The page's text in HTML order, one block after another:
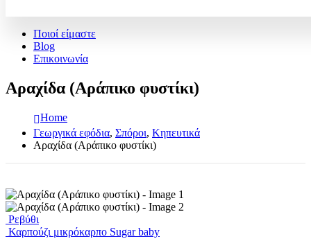
Ποιοί είμαστε
Blog
Επικοινωνία
Αραχίδα (Αράπικο φυστίκι)
Home
Γεωργικά εφόδια, Σπόροι, Κηπευτικά
Αραχίδα (Αράπικο φυστίκι)
Ρεβύθι
Καρπούζι μικρόκαρπο Sugar baby